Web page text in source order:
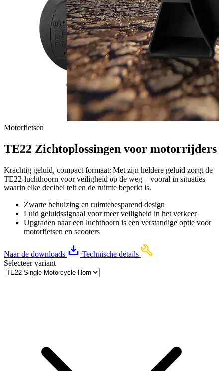
Motorfietsen
TE22 Zichtoplossingen voor motorrijders
Krachtig geluid, compact formaat: Met zijn heldere geluid zorgt de
TE22-luchthoorn voor veiligheid op de weg – vooral in situaties
waarin elke decibel telt en de ruimte beperkt is.
Zwarte behuizing en ruimtebesparend design
Luid geluidssignaal voor meer veiligheid in het verkeer
Upgraden naar een luchthoorn is een verstandige optie voor
motorfietsen en scooters
Naar de downloads
Technische details
Selecteer variant